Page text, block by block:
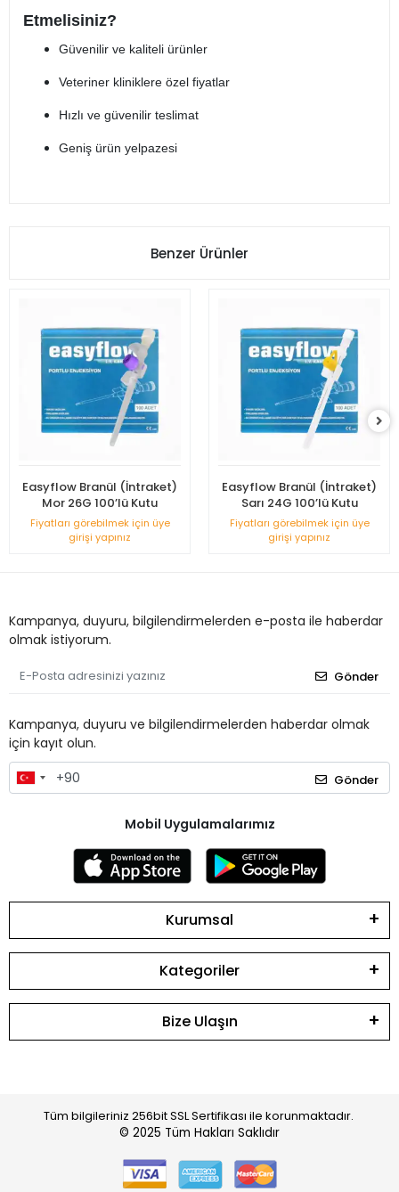
Etmelisiniz?
Güvenilir ve kaliteli ürünler
Veteriner kliniklere özel fiyatlar
Hızlı ve güvenilir teslimat
Geniş ürün yelpazesi
Benzer Ürünler
Easyflow Branül (İntraket)
Mor 26G 100’lü Kutu
Fiyatları görebilmek için üye
girişi yapınız
Easyflow Branül (İntraket)
Sarı 24G 100’lü Kutu
Fiyatları görebilmek için üye
girişi yapınız
Kampanya, duyuru, bilgilendirmelerden e-posta ile haberdar
olmak istiyorum.
Gönder
Kampanya, duyuru ve bilgilendirmelerden haberdar olmak
için kayıt olun.
Gönder
Mobil Uygulamalarımız
Kurumsal
Kategoriler
Bize Ulaşın
Tüm bilgileriniz 256bit SSL Sertifikası ile korunmaktadır.
© 2025 Tüm Hakları Saklıdır